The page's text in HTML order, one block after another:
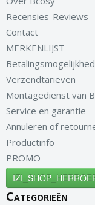
Recensies-Reviews
Contact
MERKENLIJST
Verzendtarieven
Montagedienst van
Service en garantie
Annuleren of
Productinfo
PROMO
Categorieën